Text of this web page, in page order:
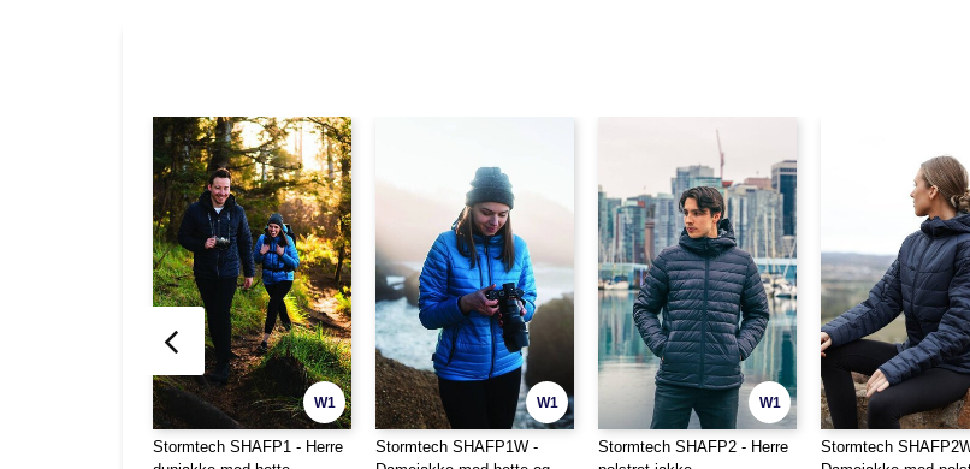
W1
Stormtech SHAFP1 - Herre
W1
Stormtech SHAFP1W -
W1
Stormtech SHAFP2 - Herre
Stormtech